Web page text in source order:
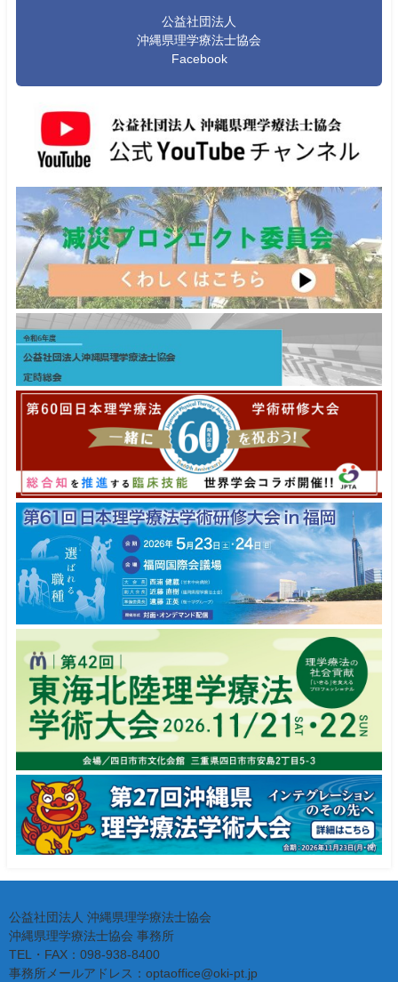
公益社団法人
沖縄県理学療法士協会
Facebook
公益社団法人 沖縄県理学療法士協会
沖縄県理学療法士協会 事務所
TEL・FAX：098-938-8400
事務所メールアドレス：optaoffice@oki-pt.jp